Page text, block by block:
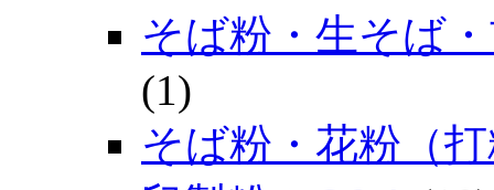
そば粉・生そば
(1)
そば粉・花粉（